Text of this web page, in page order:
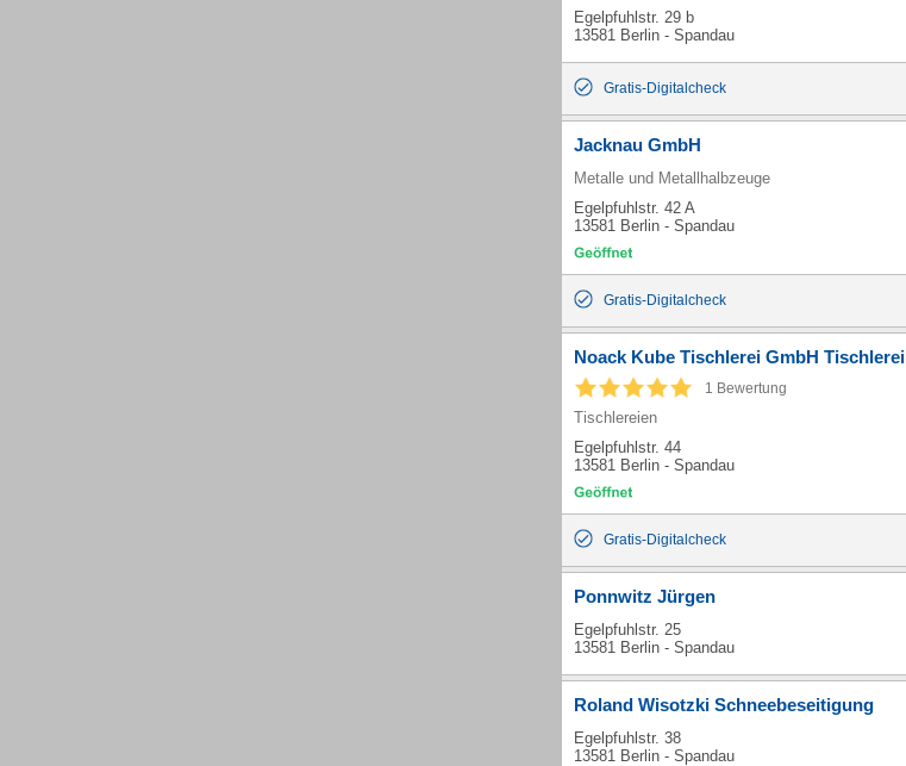
Egelpfuhlstr. 29 b
13581 Berlin - Spandau
Gratis-Digitalcheck
Jacknau GmbH
Metalle und Metallhalbzeuge
Egelpfuhlstr. 42 A
13581 Berlin - Spandau
Gratis-Digitalcheck
Noack Kube Tischlerei GmbH Tischlerei
1 Bewertung
Tischlereien
Egelpfuhlstr. 44
13581 Berlin - Spandau
Gratis-Digitalcheck
Ponnwitz Jürgen
Egelpfuhlstr. 25
13581 Berlin - Spandau
Roland Wisotzki Schneebeseitigung
Egelpfuhlstr. 38
13581 Berlin - Spandau